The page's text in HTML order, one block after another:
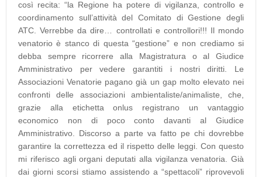
così recita: “la Regione ha potere di vigilanza, controllo e
coordinamento sull’attività del Comitato di Gestione degli
ATC. Verrebbe da dire… controllati e controllori!!! Il mondo
venatorio è stanco di questa “gestione” e non crediamo si
debba sempre ricorrere alla Magistratura o al Giudice
Amministrativo per vedere garantiti i nostri diritti. Le
Associazioni Venatorie pagano già un gap molto elevato nei
confronti delle associazioni ambientaliste/animaliste, che,
grazie alla etichetta onlus registrano un vantaggio
economico non di poco conto davanti al Giudice
Amministrativo. Discorso a parte va fatto pe chi dovrebbe
garantire la correttezza ed il rispetto delle leggi. Con questo
mi riferisco agli organi deputati alla vigilanza venatoria. Già
dai giorni scorsi stiamo assistendo a “spettacoli” riprovevoli